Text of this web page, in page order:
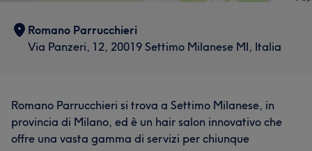
Romano Parrucchieri
Via Panzeri, 12, 20019 Settimo Milanese MI, Italia
Romano Parrucchieri si trova a Settimo Milanese, in
provincia di Milano, ed è un hair salon innovativo che
offre una vasta gamma di servizi per chiunque